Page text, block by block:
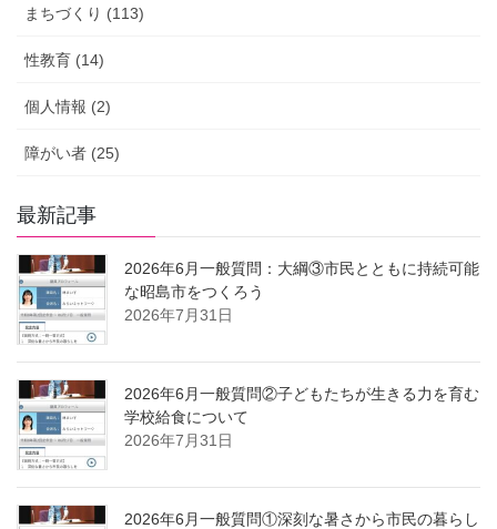
まちづくり (113)
性教育 (14)
個人情報 (2)
障がい者 (25)
最新記事
2026年6月一般質問：大綱③市民とともに持続可能
な昭島市をつくろう
2026年7月31日
2026年6月一般質問②子どもたちが生きる力を育む
学校給食について
2026年7月31日
2026年6月一般質問①深刻な暑さから市民の暮らし